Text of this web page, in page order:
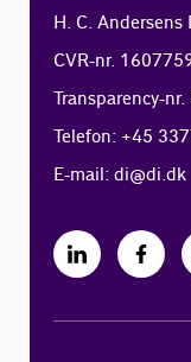
H. C.
CVR-nr.
Transparency-
Telefon: +45
E-mail:di@di.dk